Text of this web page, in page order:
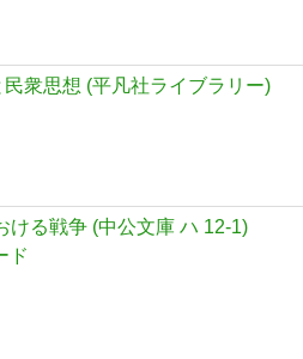
民衆思想 (平凡社ライブラリー)
ける戦争 (中公文庫 ハ 12-1)
ド